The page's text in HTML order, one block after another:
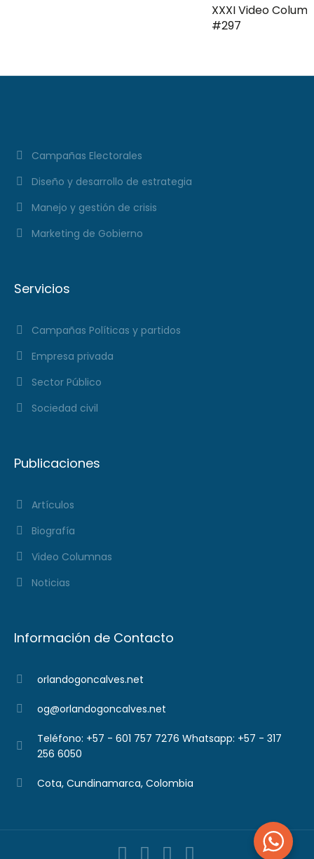
Campañas Electorales
Diseño y desarrollo de estrategia
Manejo y gestión de crisis
Marketing de Gobierno
Servicios
Campañas Políticas y partidos
Empresa privada
Sector Público
Sociedad civil
Publicaciones
Artículos
Biografía
Video Columnas
Noticias
Información de Contacto
orlandogoncalves.net
og@orlandogoncalves.net
Teléfono: +57 - 601 757 7276 Whatsapp: +57 - 317
256 6050
Cota, Cundinamarca, Colombia